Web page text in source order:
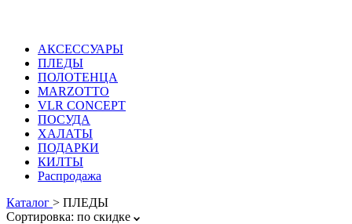
АКСЕССУАРЫ
ПЛЕДЫ
ПОЛОТЕНЦА
MARZOTTO
VLR CONCEPT
ПОСУДА
ХАЛАТЫ
ПОДАРКИ
КИЛТЫ
Распродажа
Каталог > ПЛЕДЫ
Сортировка: по скидке